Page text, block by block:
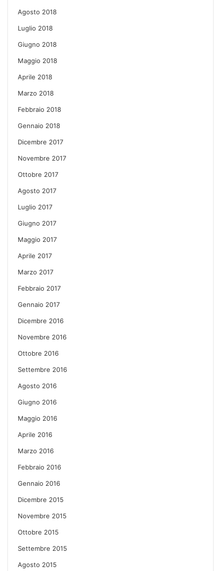
Agosto 2018
Luglio 2018
Giugno 2018
Maggio 2018
Aprile 2018
Marzo 2018
Febbraio 2018
Gennaio 2018
Dicembre 2017
Novembre 2017
Ottobre 2017
Agosto 2017
Luglio 2017
Giugno 2017
Maggio 2017
Aprile 2017
Marzo 2017
Febbraio 2017
Gennaio 2017
Dicembre 2016
Novembre 2016
Ottobre 2016
Settembre 2016
Agosto 2016
Giugno 2016
Maggio 2016
Aprile 2016
Marzo 2016
Febbraio 2016
Gennaio 2016
Dicembre 2015
Novembre 2015
Ottobre 2015
Settembre 2015
Agosto 2015